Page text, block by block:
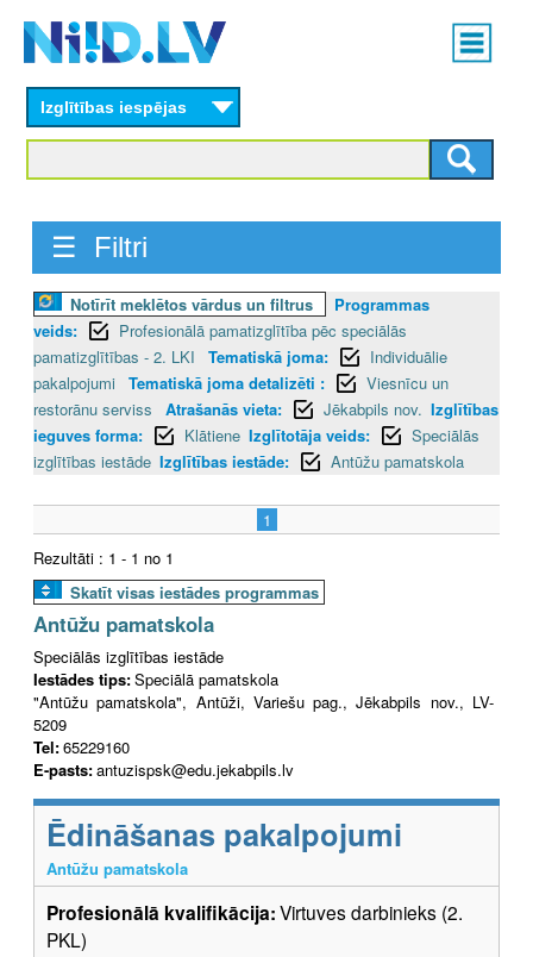
content
Main
menu
Izglītības iespējas
☰ Filtri
Notīrīt meklētos vārdus un filtrus
Programmas
veids:
Profesionālā pamatizglītība pēc speciālās
pamatizglītības - 2. LKI
Tematiskā joma:
Individuālie
pakalpojumi
Tematiskā joma detalizēti :
Viesnīcu un
restorānu serviss
Atrašanās vieta: Jēkabpils nov. Izglītības
ieguves forma:
Klātiene Izglītotāja veids:
Speciālās
izglītības iestāde Izglītības iestāde: Antūžu pamatskola
1
Rezultāti : 1 - 1 no 1
Skatīt visas iestādes programmas
Antūžu pamatskola
Speciālās izglītības iestāde
Iestādes tips:Speciālā pamatskola
"Antūžu pamatskola", Antūži, Variešu pag., Jēkabpils nov., LV-
5209
Tel:65229160
E-pasts:antuzispsk@edu.jekabpils.lv
Ēdināšanas pakalpojumi
Antūžu pamatskola
Profesionālā kvalifikācija:Virtuves darbinieks (2.
PKL)